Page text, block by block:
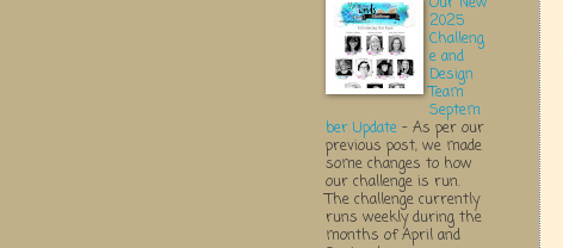
2025
Challeng
e and
Design
Team
Septem
ber Update - As per our
previous post, we made
some changes to how
our challenge is run.
The challenge currently
runs weekly during the
months of April and